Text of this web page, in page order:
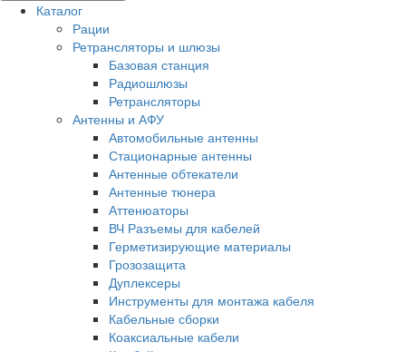
Каталог
Рации
Ретрансляторы и шлюзы
Базовая станция
Радиошлюзы
Ретрансляторы
Антенны и АФУ
Автомобильные антенны
Стационарные антенны
Антенные обтекатели
Антенные тюнера
Аттенюаторы
ВЧ Разъемы для кабелей
Герметизирующие материалы
Грозозащита
Дуплексеры
Инструменты для монтажа кабеля
Кабельные сборки
Коаксиальные кабели